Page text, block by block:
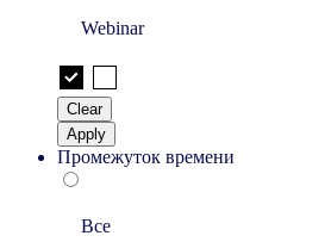
Webinar
Clear
Apply
Промежуток времени
Все